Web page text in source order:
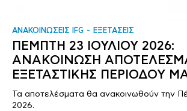
ΑΝΑΚΟΙΝΩΣΕΙΣ IFG ΕΞΕΤΑΣΕΙΣ
ΠΕΜΠΤΗ 23 ΙΟΥΛΙΟΥ 2026:
ΑΝΑΚΟΙΝΩΣΗ
ΕΞΕΤΑΣΤΙΚΗΣ ΠΕΡΙΟΔΟΥ
Τα αποτελέσματα θα ανακοινωθούν την
2026.